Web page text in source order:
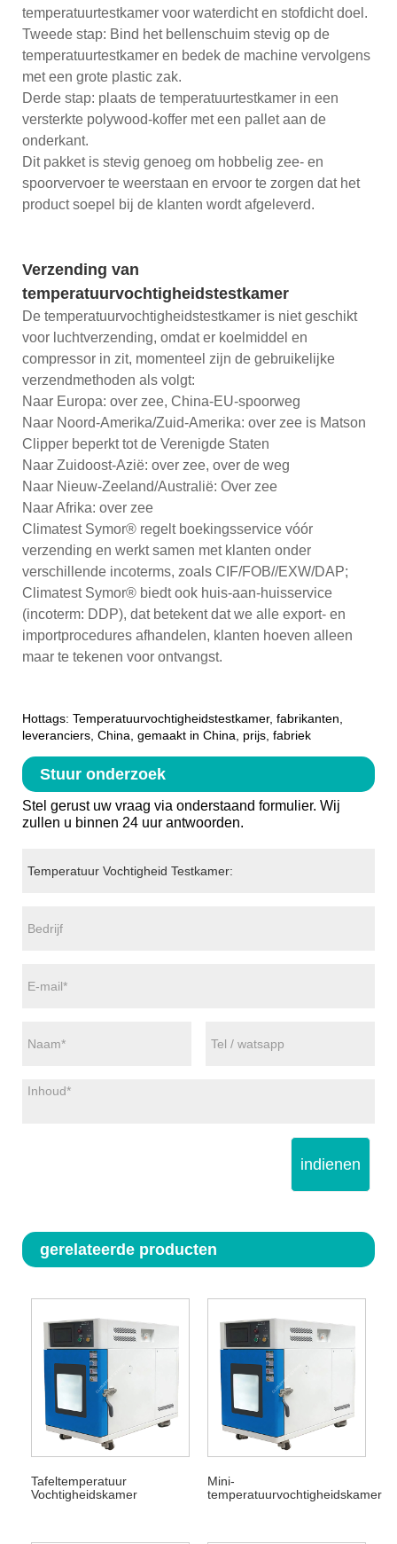
temperatuurtestkamer voor waterdicht en stofdicht doel.
Tweede stap: Bind het bellenschuim stevig op de
temperatuurtestkamer en bedek de machine vervolgens
met een grote plastic zak.
Derde stap: plaats de temperatuurtestkamer in een
versterkte polywood-koffer met een pallet aan de
onderkant.
Dit pakket is stevig genoeg om hobbelig zee- en
spoorvervoer te weerstaan ​​en ervoor te zorgen dat het
product soepel bij de klanten wordt afgeleverd.
Verzending van
temperatuurvochtigheidstestkamer
De temperatuurvochtigheidstestkamer is niet geschikt
voor luchtverzending, omdat er koelmiddel en
compressor in zit, momenteel zijn de gebruikelijke
verzendmethoden als volgt:
Naar Europa: over zee, China-EU-spoorweg
Naar Noord-Amerika/Zuid-Amerika: over zee is Matson
Clipper beperkt tot de Verenigde Staten
Naar Zuidoost-Azië: over zee, over de weg
Naar Nieuw-Zeeland/Australië: Over zee
Naar Afrika: over zee
Climatest Symor® regelt boekingsservice vóór
verzending en werkt samen met klanten onder
verschillende incoterms, zoals CIF/FOB//EXW/DAP;
Climatest Symor® biedt ook huis-aan-huisservice
(incoterm: DDP), dat betekent dat we alle export- en
importprocedures afhandelen, klanten hoeven alleen
maar te tekenen voor ontvangst.
Hottags: Temperatuurvochtigheidstestkamer, fabrikanten,
leveranciers, China, gemaakt in China, prijs, fabriek
Stuur onderzoek
Stel gerust uw vraag via onderstaand formulier. Wij
zullen u binnen 24 uur antwoorden.
indienen
gerelateerde producten
Tafeltemperatuur
Vochtigheidskamer
Mini-
temperatuurvochtigheidskamer